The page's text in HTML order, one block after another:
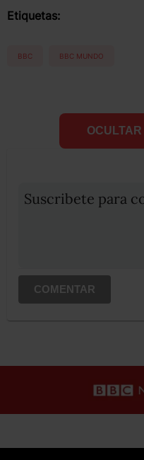
Etiquetas:
BBC BBC MUNDO
Suscribete para
COMENTAR